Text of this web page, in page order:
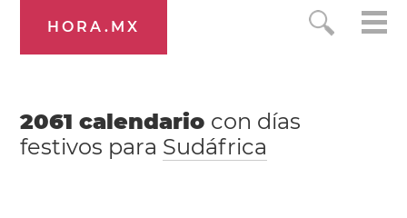
HORA.MX
2061 calendario con días
festivos para Sudáfrica